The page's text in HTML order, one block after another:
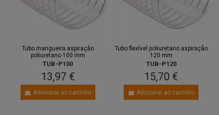
Tubo mangueira aspiração
poliuretano 100 mm
TUB-P100
13,97 €
Adicionar ao carrinho
Tubo flexível poliuretano aspiração
120 mm
TUB-P120
15,70 €
Adicionar ao carrinho